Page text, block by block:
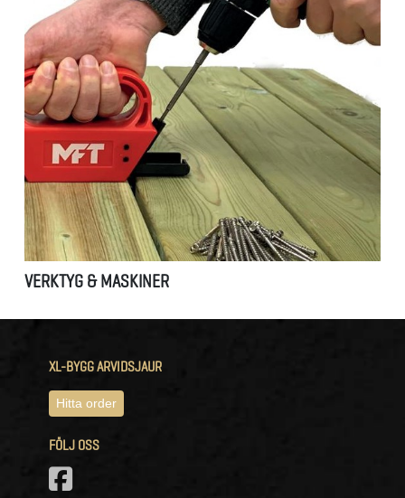
VERKTYG & MASKINER
XL-BYGG ARVIDSJAUR
Hitta order
FÖLJ OSS